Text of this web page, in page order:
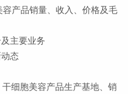
产品销量、收入、价格及毛
主要业务
态
细胞美容产品生产基地、销